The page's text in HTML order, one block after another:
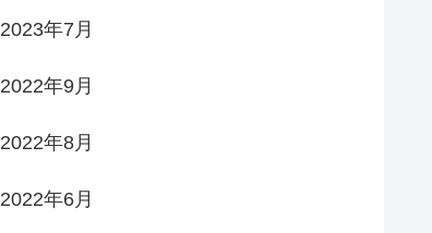
2023年7月
2022年9月
2022年8月
2022年6月